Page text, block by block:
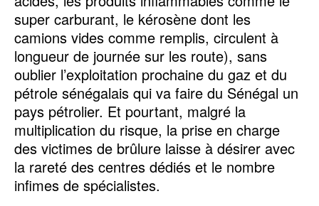
super carburant, le kérosène dont les
camions vides comme remplis, circulent à
longueur de journée sur les route), sans
oublier l’exploitation prochaine du gaz et du
pétrole sénégalais qui va faire du Sénégal un
pays pétrolier. Et pourtant, malgré la
multiplication du risque, la prise en charge
des victimes de brûlure laisse à désirer avec
la rareté des centres dédiés et le nombre
infimes de spécialistes.